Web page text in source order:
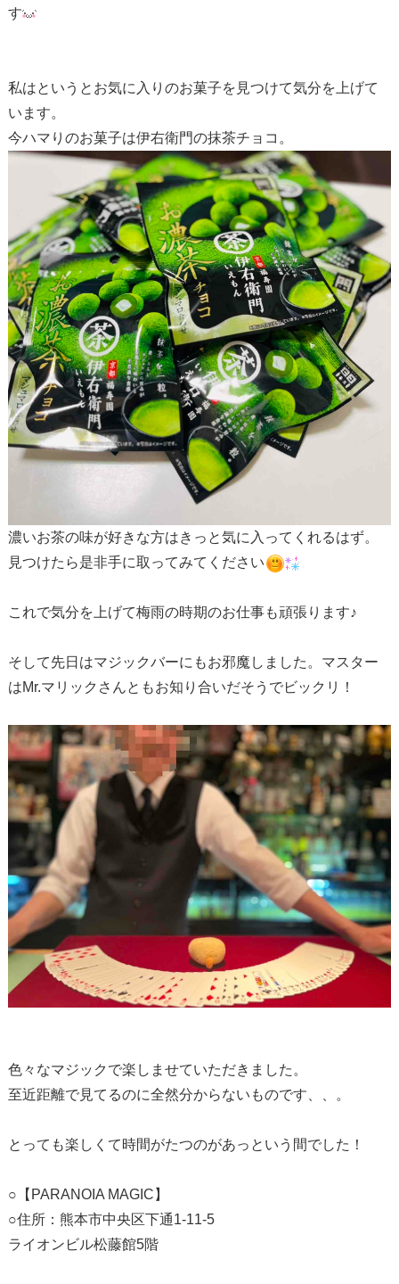
す
私はというとお気に入りのお菓子を見つけて気分を上げて
います。
今ハマりのお菓子は伊右衛門の抹茶チョコ。
濃いお茶の味が好きな方はきっと気に入ってくれるはず。
見つけたら是非手に取ってみてください
これで気分を上げて梅雨の時期のお仕事も頑張ります♪
そして先日はマジックバーにもお邪魔しました。マスター
はMr.マリックさんともお知り合いだそうでビックリ！
色々なマジックで楽しませていただきました。
至近距離で見てるのに全然分からないものです、、。
とっても楽しくて時間がたつのがあっという間でした！
○【PARANOIA MAGIC】
○住所：熊本市中央区下通1-11-5
ライオンビル松藤館5階